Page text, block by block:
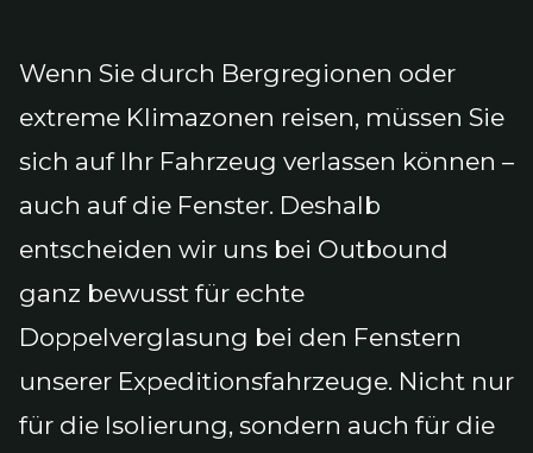
Wenn Sie durch Bergregionen oder
extreme Klimazonen reisen, müssen Sie
sich auf Ihr Fahrzeug verlassen können –
auch auf die Fenster. Deshalb
entscheiden wir uns bei Outbound
ganz bewusst für echte
Doppelverglasung bei den Fenstern
unserer Expeditionsfahrzeuge. Nicht nur
für die Isolierung, sondern auch für die